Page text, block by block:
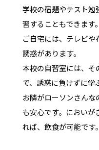
学校の宿題やテスト勉
習することもできます。
ご自宅には、テレビ
誘惑があります。
本校の自習室には、そ
で、誘惑に負けずに学
お隣がローソンさん
も安心です。においが
れば、飲食が可能です。